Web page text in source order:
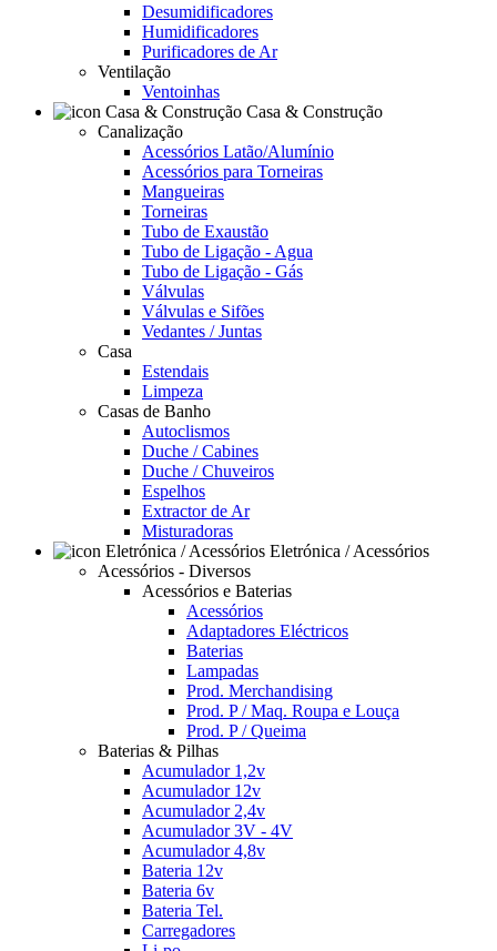
Desumidificadores
Humidificadores
Purificadores de Ar
Ventilação
Ventoinhas
Casa & Construção
Canalização
Acessórios Latão/Alumínio
Acessórios para Torneiras
Mangueiras
Torneiras
Tubo de Exaustão
Tubo de Ligação - Agua
Tubo de Ligação - Gás
Válvulas
Válvulas e Sifões
Vedantes / Juntas
Casa
Estendais
Limpeza
Casas de Banho
Autoclismos
Duche / Cabines
Duche / Chuveiros
Espelhos
Extractor de Ar
Misturadoras
Eletrónica / Acessórios
Acessórios - Diversos
Acessórios e Baterias
Acessórios
Adaptadores Eléctricos
Baterias
Lampadas
Prod. Merchandising
Prod. P / Maq. Roupa e Louça
Prod. P / Queima
Baterias & Pilhas
Acumulador 1,2v
Acumulador 12v
Acumulador 2,4v
Acumulador 3V - 4V
Acumulador 4,8v
Bateria 12v
Bateria 6v
Bateria Tel.
Carregadores